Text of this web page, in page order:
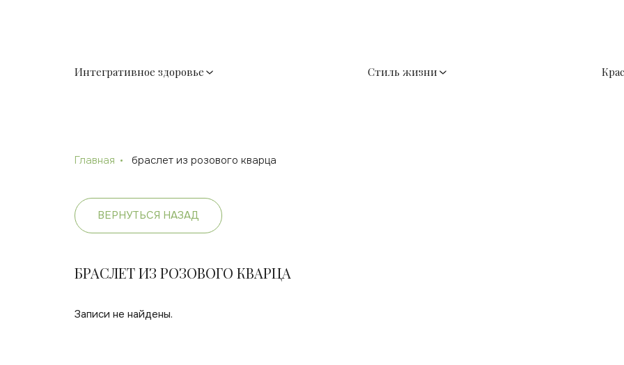
Интегративное здоровье Стиль жизни
Главная браслет из розового кварца
ВЕРНУТЬСЯ НАЗАД
БРАСЛЕТ ИЗ РОЗОВОГО КВАРЦА
Записи не найдены.